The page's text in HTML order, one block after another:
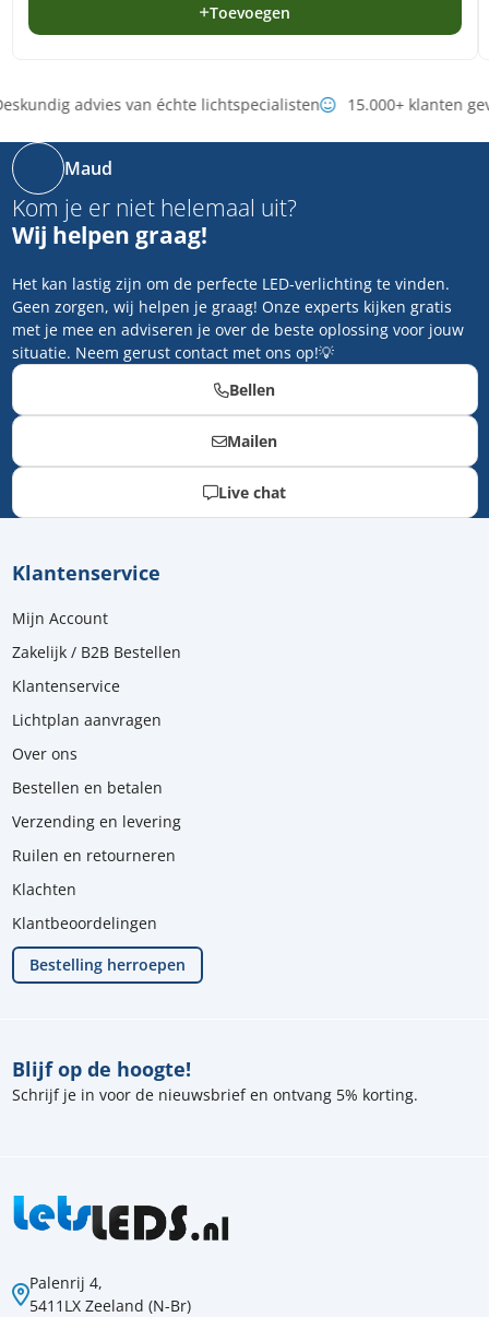
Toevoegen
advies van échte lichtspecialisten 15.000+ klanten
Maud
Kom je er niet helemaal uit?
Wij helpen graag!
Het kan lastig zijn om de perfecte LED-verlichting te vinden.
Geen zorgen, wij helpen je graag! Onze experts kijken gratis
met je mee en adviseren je over de beste oplossing voor jouw
situatie. Neem gerust contact met ons op!💡
Bellen
Mailen
Live chat
Palenrij 4,
5411LX Zeeland (N-Br)
Blijf op de hoogte!
Schrijf je in voor de nieuwsbrief en ontvang 5% korting.
Klantenservice
Mijn Account
Zakelijk / B2B Bestellen
Klantenservice
Lichtplan aanvragen
Over ons
Bestellen en betalen
Verzending en levering
Ruilen en retourneren
Klachten
Klantbeoordelingen
Bestelling herroepen